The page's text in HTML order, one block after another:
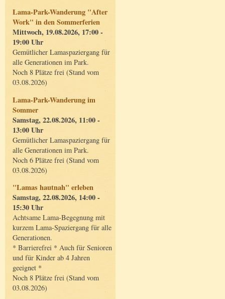
Lama-Park-Wanderung "After
Work" in den Sommerferien
Mittwoch, 19.08.2026, 17:00 -
19:00 Uhr
Gemütlicher Lamaspaziergang für
alle Generationen im Park.
Noch 8 Plätze frei (Stand vom
03.08.2026)
Lama-Park-Wanderung im
Sommer
Samstag, 22.08.2026, 11:00 -
13:00 Uhr
Gemütlicher Lamaspaziergang für
alle Generationen im Park.
Noch 6 Plätze frei (Stand vom
03.08.2026)
"Lamas hautnah" erleben
Samstag, 22.08.2026, 14:00 -
15:30 Uhr
Achtsame Lama-Begegnung mit
kurzem Lama-Spaziergang für alle
Generationen.
* Barrierefrei * Auch für Senioren
und für Kinder ab 4 Jahren
geeignet *
Noch 8 Plätze frei (Stand vom
03.08.2026)